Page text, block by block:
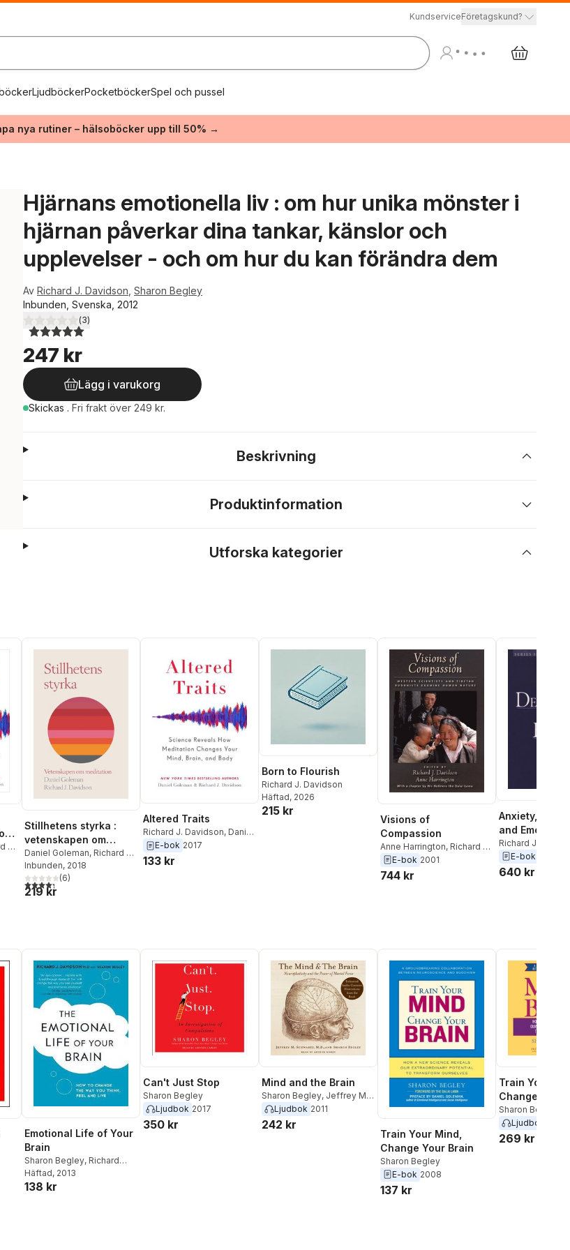
KundserviceFöretagskund?
LjudböckerPocketböckerSpel och pussel
nya rutiner – hälsoböcker upp till 50% →
Hjärnans emotionella liv : om hur unika mönster i
hjärnan påverkar dina tankar, känslor och
upplevelser - och om hur du kan förändra dem
Av Richard J. Davidson Sharon Begley
Inbunden, Svenska, 2012
5,0utav 5 stjärnor. Totalt antal röster:
(3)
247 kr
Lägg i varukorg
Skickas . Fri frakt över 249 kr.
Beskrivning
Produktinformation
Utforska kategorier
J.
Stillhetens styrka :
vetenskapen om
meditation
Daniel Goleman, Richard J
Davidson
Inbunden, 2018
4,3utav 5 stjärnor. Totalt antal röster:
(6)
219 kr
Altered Traits
Richard J. Davidson, Daniel
Goleman
E-bok 2017
133 kr
Born to Flourish
Richard J. Davidson
Häftad, 2026
215 kr
Visions of
Compassion
Anne Harrington, Richard J.
Davidson
E-bok 2001
744 kr
Anxiety,
and Emotion
Richard J.
E-bok
640 kr
Emotional Life of Your
Brain
Sharon Begley, Richard
Davidson
Häftad, 2013
138 kr
Can't Just Stop
Sharon Begley
Ljudbok 2017
350 kr
Mind and the Brain
Sharon Begley, Jeffrey M.
Schwartz
Ljudbok 2011
242 kr
Train Your Mind,
Change Your Brain
Sharon Begley
E-bok 2008
137 kr
Train Your
Change Your
Sharon Begley
Ljudbok
269 kr